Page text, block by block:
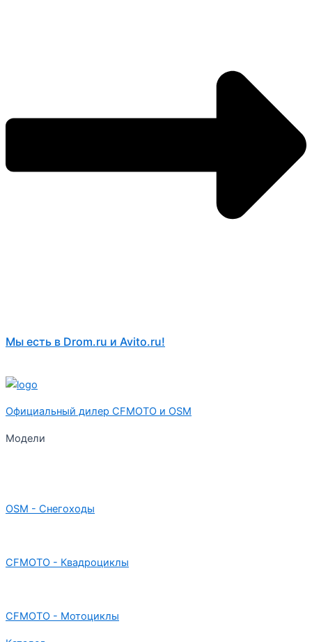
Мы есть в Drom.ru и Avito.ru!
Официальный дилер CFMOTO и OSM
Модели
OSM - Снегоходы
CFMOTO - Квадроциклы
CFMOTO - Мотоциклы